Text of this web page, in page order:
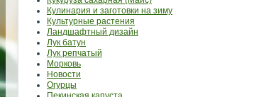
Кулинария и заготовки на зиму
Культурные растения
Ландшафтный дизайн
Лук батун
Лук репчатый
Морковь
Новости
Огурцы